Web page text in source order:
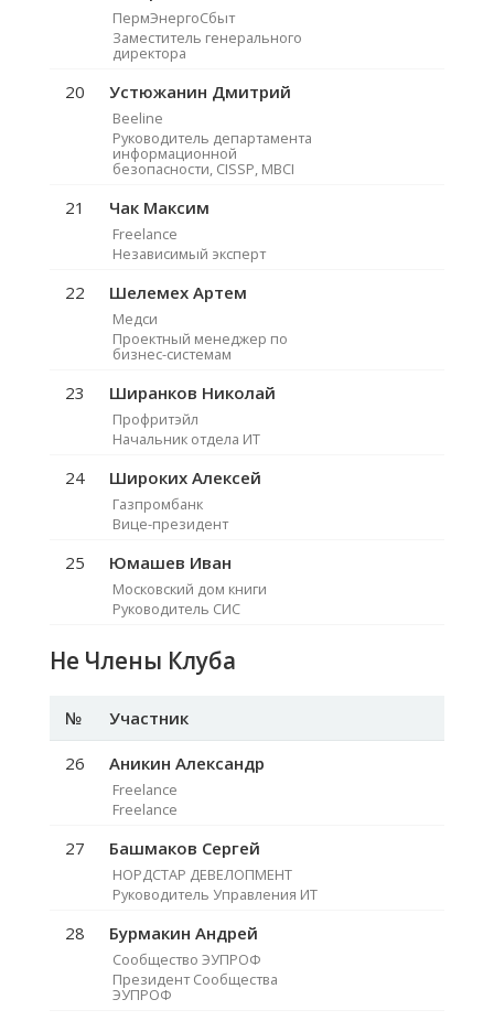
ПермЭнергоСбыт
Заместитель генерального
директора
20 Устюжанин Дмитрий
Beeline
Руководитель департамента
информационной
безопасности, CISSP, MBCI
21 Чак Максим
Freelance
Независимый эксперт
22 Шелемех Артем
Медси
Проектный менеджер по
бизнес-системам
23 Ширанков Николай
Профритэйл
Начальник отдела ИТ
24 Широких Алексей
Газпромбанк
Вице-президент
25 Юмашев Иван
Московский дом книги
Руководитель СИС
Не Члены Клуба
№ Участник
26 Аникин Александр
Freelance
Freelance
27 Башмаков Сергей
НОРДСТАР ДЕВЕЛОПМЕНТ
Руководитель Управления ИТ
28 Бурмакин Андрей
Сообщество ЭУПРОФ
Президент Сообщества
ЭУПРОФ